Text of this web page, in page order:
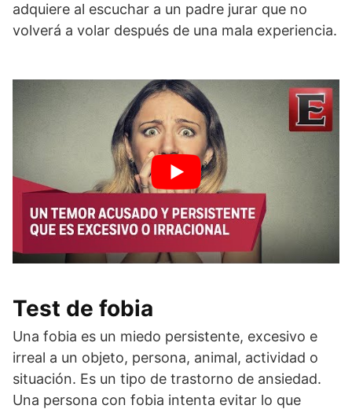
adquiere al escuchar a un padre jurar que no
volverá a volar después de una mala experiencia.
Test de fobia
Una fobia es un miedo persistente, excesivo e
irreal a un objeto, persona, animal, actividad o
situación. Es un tipo de trastorno de ansiedad.
Una persona con fobia intenta evitar lo que